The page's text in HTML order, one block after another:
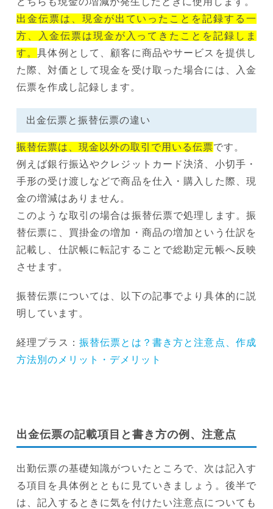
出金伝票は、現金が出ていったことを記録する一
方、入金伝票は現金が入ってきたことを記録しま
す。具体例として、顧客に商品やサービスを提供し
た際、対価として現金を受け取った場合には、入金
伝票を作成し記録します。
出金伝票と振替伝票の違い
振替伝票は、現金以外の取引で用いる伝票です。
例えば銀行振込やクレジットカード決済、小切手・
手形の受け渡しなどで商品を仕入・購入した際、現
金の増減はありません。
このような取引の場合は振替伝票で処理します。振
替伝票に、買掛金の増加・商品の増加という仕訳を
記載し、仕訳帳に転記することで総勘定元帳へ反映
させます。
振替伝票については、以下の記事でより具体的に説
明しています。
経理プラス： 振替伝票とは？書き方と注意点、作成
方法別のメリット・デメリット
出金伝票の記載項目と書き方の例、注意点
出勤伝票の基礎知識がついたところで、次は記入す
る項目を具体例とともに見ていきましょう。後半で
は、記入するときに気を付けたい注意点についても